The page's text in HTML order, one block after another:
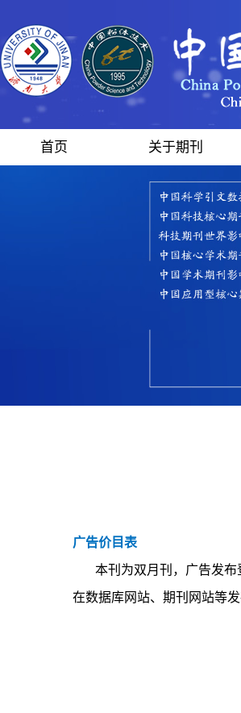
首页 关于期刊
广告价目表
本刊为双月刊，广告发
在数据库网站、期刊网站等